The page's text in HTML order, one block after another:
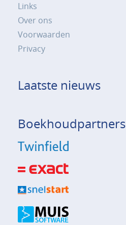
Links
Over ons
Voorwaarden
Privacy
Laatste nieuws
Boekhoudpartners